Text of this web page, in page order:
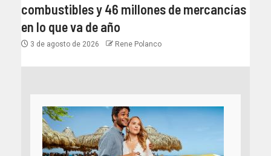
combustibles y 46 millones de mercancías
en lo que va de año
3 de agosto de 2026 Rene Polanco